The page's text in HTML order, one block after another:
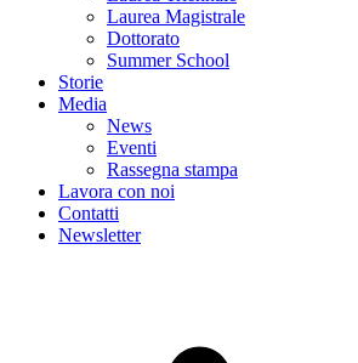
Laurea Magistrale
Dottorato
Summer School
Storie
Media
News
Eventi
Rassegna stampa
Lavora con noi
Contatti
Newsletter